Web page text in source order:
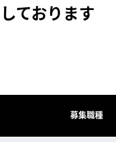
ております
募集職種